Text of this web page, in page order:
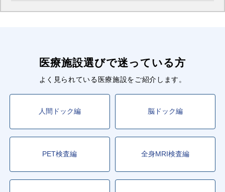
医療施設選びで迷っている方
よく見られている医療施設をご紹介します。
人間ドック編 脳ドック編
PET検査編 全身MRI検査編